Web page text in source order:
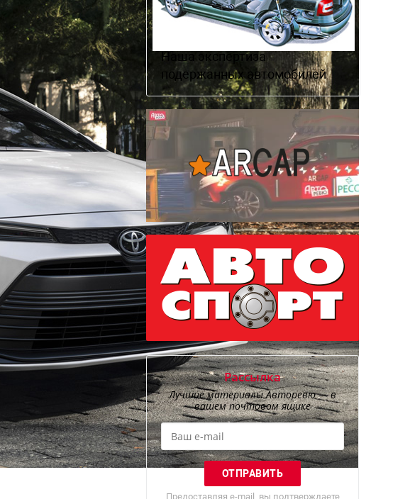
Наша экспертиза
подержанных автомобилей
Рассылка
Лучшие материалы Авторевю — в
вашем почтовом ящике
Предоставляя e-mail, вы подтверждаете